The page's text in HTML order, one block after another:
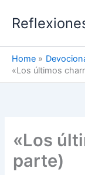
Home
«Los últimos
«Los
parte)